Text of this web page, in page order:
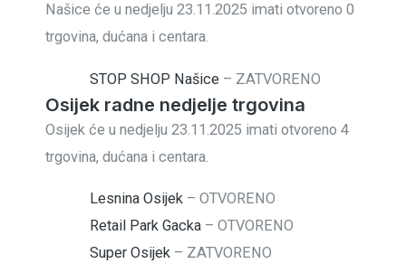
Našice će u nedjelju 23.11.2025 imati otvoreno 0
trgovina, dućana i centara.
STOP SHOP Našice – ZATVORENO
Osijek radne nedjelje trgovina
Osijek će u nedjelju 23.11.2025 imati otvoreno 4
trgovina, dućana i centara.
Lesnina Osijek –OTVORENO
Retail Park Gacka –OTVORENO
Super Osijek – ZATVORENO